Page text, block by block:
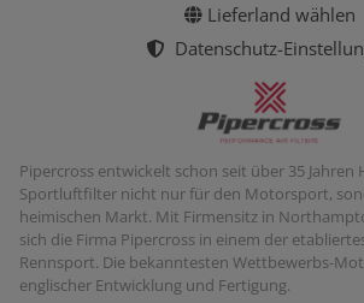
Lieferland wählen
Datenschutz-
Pipercross entwickelt schon seit über 35 Jahren
Sportluftfilter nicht nur für den Motorsport,
heimischen Markt. Mit Firmensitz in
sich die Firma Pipercross in einem der
Rennsport. Die bekanntesten Wettbewerbs-
englischer Entwicklung und Fertigung.